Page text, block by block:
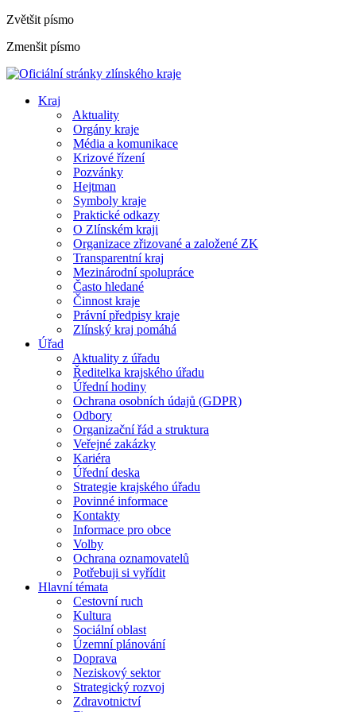
Zvětšit písmo
Zmenšit písmo
Kraj
Aktuality
Orgány kraje
Média a komunikace
Krizové řízení
Pozvánky
Hejtman
Symboly kraje
Praktické odkazy
O Zlínském kraji
Organizace zřizované a založené ZK
Transparentní kraj
Mezinárodní spolupráce
Často hledané
Činnost kraje
Právní předpisy kraje
Zlínský kraj pomáhá
Úřad
Aktuality z úřadu
Ředitelka krajského úřadu
Úřední hodiny
Ochrana osobních údajů (GDPR)
Odbory
Organizační řád a struktura
Veřejné zakázky
Kariéra
Úřední deska
Strategie krajského úřadu
Povinné informace
Kontakty
Informace pro obce
Volby
Ochrana oznamovatelů
Potřebuji si vyřídit
Hlavní témata
Cestovní ruch
Kultura
Sociální oblast
Územní plánování
Doprava
Neziskový sektor
Strategický rozvoj
Zdravotnictví